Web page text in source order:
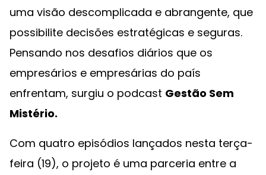
uma visão descomplicada e abrangente, que
possibilite decisões estratégicas e seguras.
Pensando nos desafios diários que os
empresários e empresárias do país
enfrentam, surgiu o podcast Gestão Sem
Mistério.
Com quatro episódios lançados nesta terça-
feira (19), o projeto é uma parceria entre a